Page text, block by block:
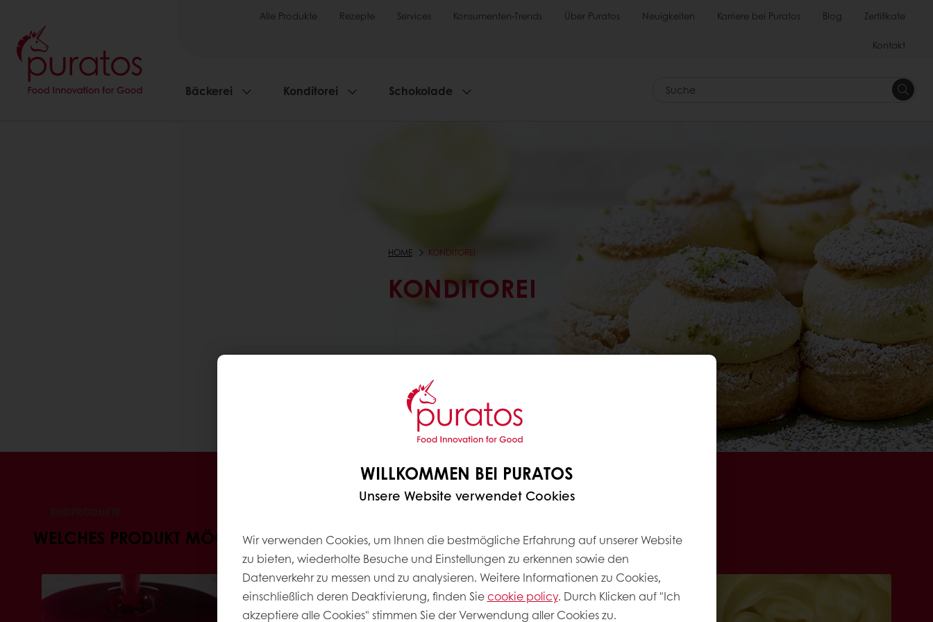
Alle Produkte Rezepte Services Konsumenten-Trends Über Puratos Neuigkeiten Karriere bei Puratos Blog Zertifikate
Kontakt
Bäckerei Konditorei Schokolade Suche
HOME KONDITOREI
KONDITOREI
WELCHES PRODUKT MÖCHTEN SIE HERSTELLEN?
WILLKOMMEN BEI PURATOS
Unsere Website verwendet Cookies
Wir verwenden Cookies, um Ihnen die bestmögliche Erfahrung auf unserer Website
zu bieten, wiederholte Besuche und Einstellungen zu erkennen sowie den
Datenverkehr zu messen und zu analysieren. Weitere Informationen zu Cookies,
einschließlich deren Deaktivierung, finden Siecookie policy. Durch Klicken auf "Ich
akzeptiere alle Cookies" stimmen Sie der Verwendung aller Cookies zu.